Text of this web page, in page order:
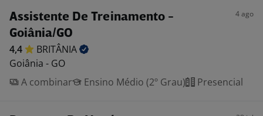
Assistente De Treinamento -
Goiânia/GO
4 ago
4,4
BRITÂNIA
Goiânia - GO
A combinar
Ensino Médio (2º Grau) Presencial